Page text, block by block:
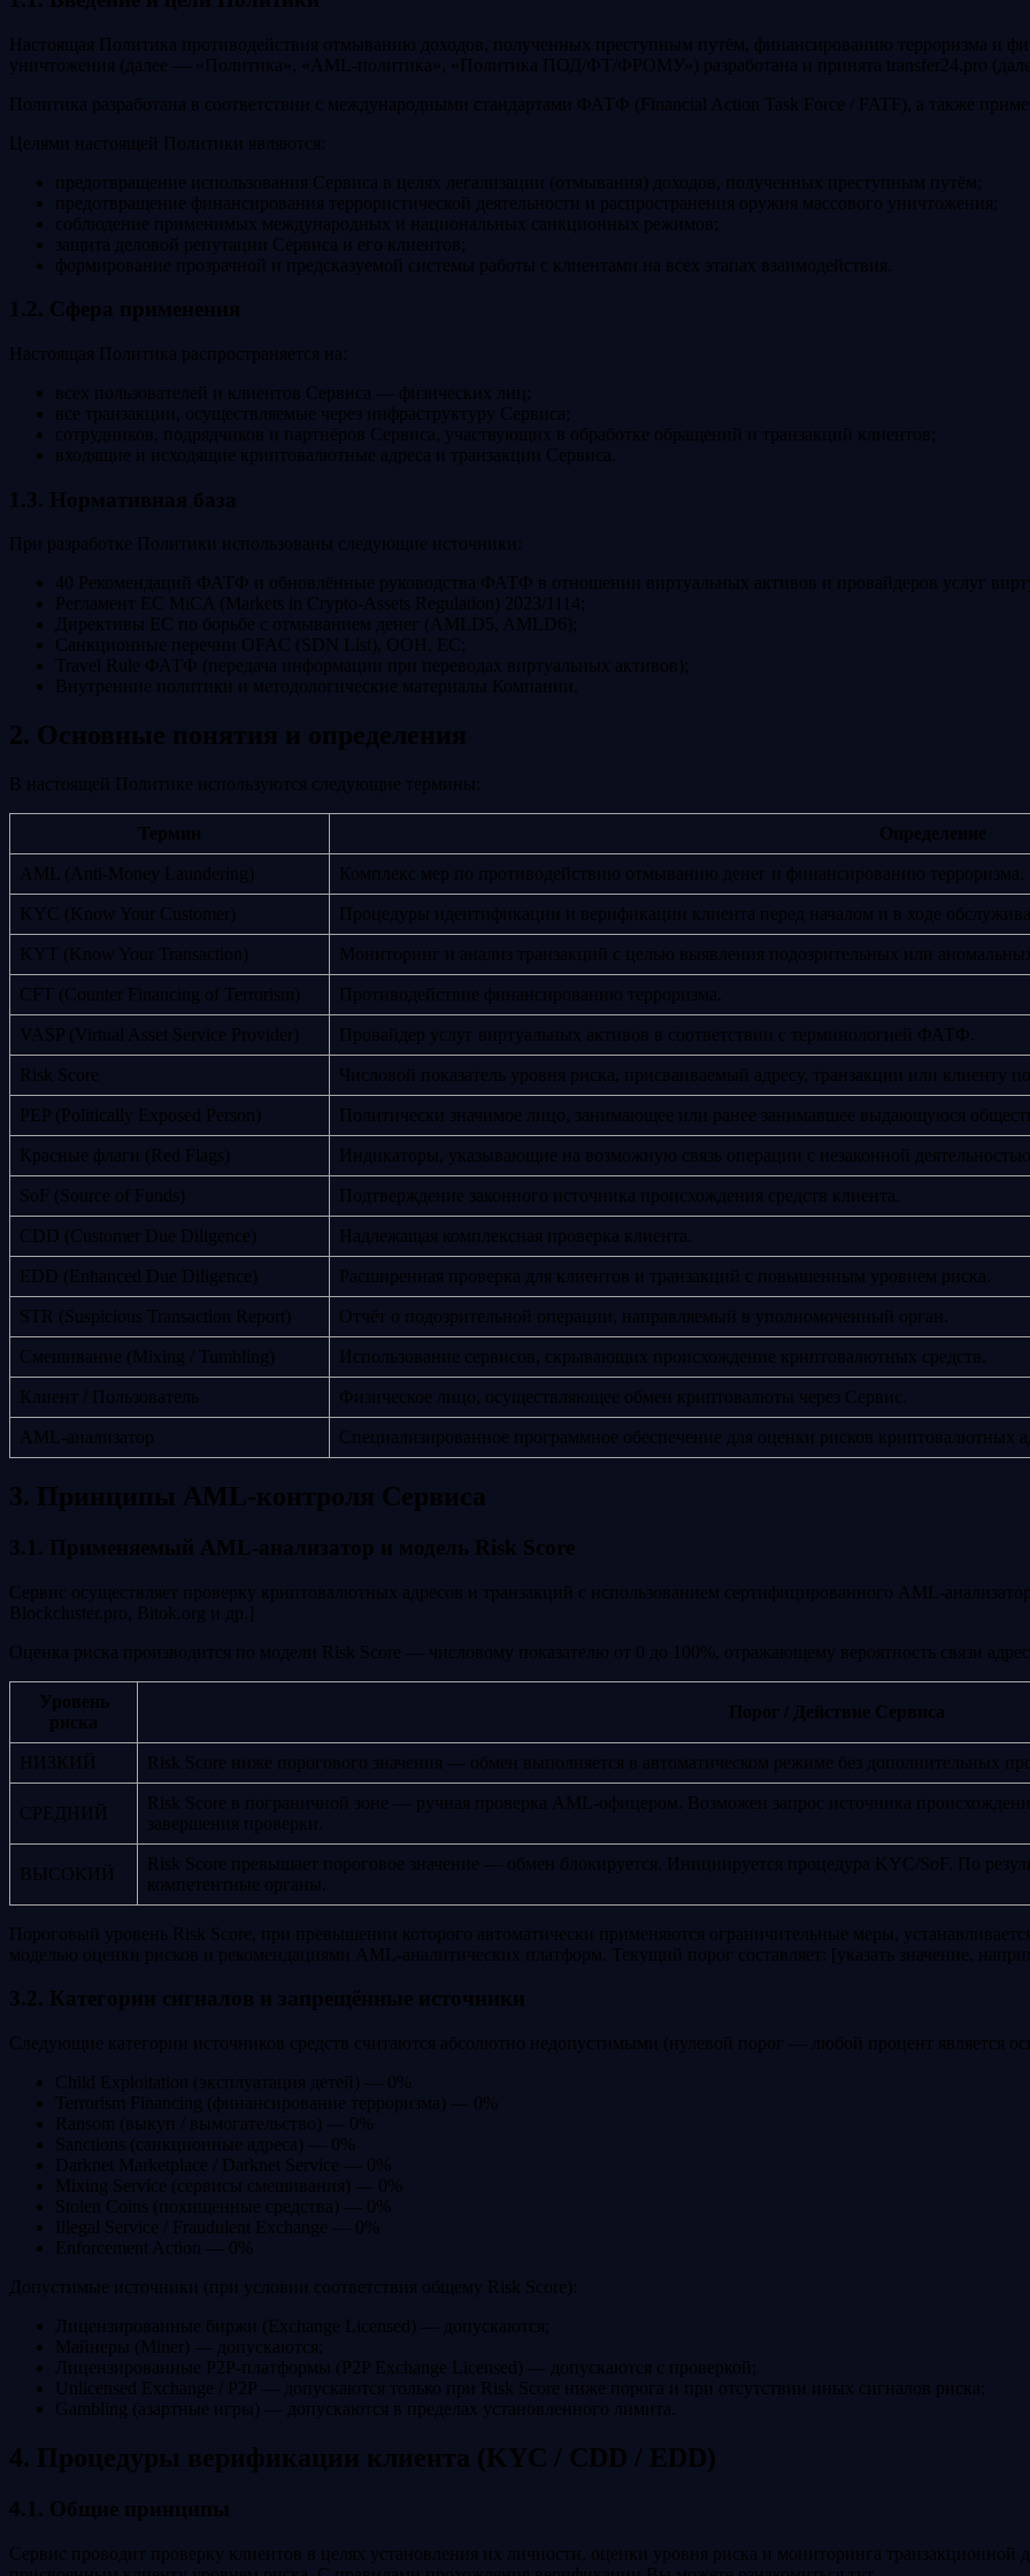
Настоящая Политика противодействия отмыванию доходов, полученных преступным путём, финансированию терроризма и
уничтожения (далее — «Политика», «AML-политика», «Политика ПОД/ФТ/ФРОМУ») разработана и принята transfer24.pro
Политика разработана в соответствии с международными стандартами ФАТФ (Financial Action Task Force / FATF), а также
Целями настоящей Политики являются:
предотвращение использования Сервиса в целях легализации (отмывания) доходов, полученных преступным путём;
предотвращение финансирования террористической деятельности и распространения оружия массового уничтожения;
соблюдение применимых международных и национальных санкционных режимов;
защита деловой репутации Сервиса и его клиентов;
формирование прозрачной и предсказуемой системы работы с клиентами на всех этапах взаимодействия.
1.2. Сфера применения
Настоящая Политика распространяется на:
всех пользователей и клиентов Сервиса — физических лиц;
все транзакции, осуществляемые через инфраструктуру Сервиса;
сотрудников, подрядчиков и партнёров Сервиса, участвующих в обработке обращений и транзакций клиентов;
входящие и исходящие криптовалютные адреса и транзакции Сервиса.
1.3. Нормативная база
При разработке Политики использованы следующие источники:
40 Рекомендаций ФАТФ и обновлённые руководства ФАТФ в отношении виртуальных активов и провайдеров услуг
Регламент ЕС MiCA (Markets in Crypto-Assets Regulation) 2023/1114;
Директивы ЕС по борьбе с отмыванием денег (AMLD5, AMLD6);
Санкционные перечни OFAC (SDN List), ООН, ЕС;
Travel Rule ФАТФ (передача информации при переводах виртуальных активов);
Внутренние политики и методологические материалы Компании.
2. Основные понятия и определения
В настоящей Политике используются следующие термины:
Термин Определение
AML (Anti-Money Laundering) Комплекс мер по противодействию отмыванию денег и финансированию терроризма.
KYC (Know Your Customer) Процедуры идентификации и верификации клиента перед началом и в ходе
KYT (Know Your Transaction) Мониторинг и анализ транзакций с целью выявления подозрительных или
CFT (Counter Financing of Terrorism) Противодействие финансированию терроризма.
VASP (Virtual Asset Service Provider) Провайдер услуг виртуальных активов в соответствии с терминологией ФАТФ.
Risk Score Числовой показатель уровня риска, присваиваемый адресу, транзакции или клиенту
PEP (Politically Exposed Person) Политически значимое лицо, занимающее или ранее занимавшее выдающуюся
Красные флаги (Red Flags) Индикаторы, указывающие на возможную связь операции с незаконной деятельностью.
SoF (Source of Funds) Подтверждение законного источника происхождения средств клиента.
CDD (Customer Due Diligence) Надлежащая комплексная проверка клиента.
EDD (Enhanced Due Diligence) Расширенная проверка для клиентов и транзакций с повышенным уровнем риска.
STR (Suspicious Transaction Report) Отчёт о подозрительной операции, направляемый в уполномоченный орган.
Смешивание (Mixing / Tumbling) Использование сервисов, скрывающих происхождение криптовалютных средств.
Клиент / Пользователь Физическое лицо, осуществляющее обмен криптовалюты через Сервис.
AML-анализатор Специализированное программное обеспечение для оценки рисков криптовалютных
3. Принципы AML-контроля Сервиса
3.1. Применяемый AML-анализатор и модель Risk Score
Сервис осуществляет проверку криптовалютных адресов и транзакций с использованием сертифицированного AML-
Blockcluster.pro, Bitok.org и др.]
Оценка риска производится по модели Risk Score — числовому показателю от 0 до 100%, отражающему вероятность связи
Уровень
риска
Порог / Действие Сервиса
НИЗКИЙ Risk Score ниже порогового значения — обмен выполняется в автоматическом режиме без дополнительных
СРЕДНИЙ
Risk Score в пограничной зоне — ручная проверка AML-офицером. Возможен запрос источника
завершения проверки.
ВЫСОКИЙ
Risk Score превышает пороговое значение — обмен блокируется. Инициируется процедура KYC/SoF. По
компетентные органы.
Пороговый уровень Risk Score, при превышении которого автоматически применяются ограничительные меры,
моделью оценки рисков и рекомендациями AML-аналитических платформ. Текущий порог составляет: [указать значение,
3.2. Категории сигналов и запрещённые источники
Следующие категории источников средств считаются абсолютно недопустимыми (нулевой порог — любой процент является
Child Exploitation (эксплуатация детей) — 0%
Terrorism Financing (финансирование терроризма) — 0%
Ransom (выкуп / вымогательство) — 0%
Sanctions (санкционные адреса) — 0%
Darknet Marketplace / Darknet Service — 0%
Mixing Service (сервисы смешивания) — 0%
Stolen Coins (похищенные средства) — 0%
Illegal Service / Fraudulent Exchange — 0%
Enforcement Action — 0%
Допустимые источники (при условии соответствия общему Risk Score):
Лицензированные биржи (Exchange Licensed) — допускаются;
Майнеры (Miner) — допускаются;
Лицензированные P2P-платформы (P2P Exchange Licensed) — допускаются с проверкой;
Unlicensed Exchange / P2P — допускаются только при Risk Score ниже порога и при отсутствии иных сигналов риска;
Gambling (азартные игры) — допускаются в пределах установленного лимита.
4. Процедуры верификации клиента (KYC / CDD / EDD)
4.1. Общие принципы
Сервис проводит проверку клиентов в целях установления их личности, оценки уровня риска и мониторинга транзакционной